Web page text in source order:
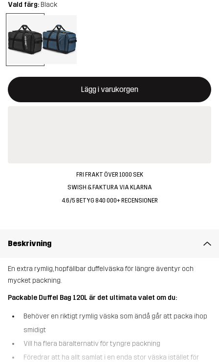
Vald färg: Black
Lägg i varukorgen
Denna knapp kommer att öppna en modal som bekräftar en ny
{{size}} inte tillgänglig
FRI FRAKT ÖVER 1000 SEK
SWISH & FAKTURA VIA KLARNA
4.6/5 BETYG 840 000+ RECENSIONER
Beskrivning
En extra rymlig, hopfällbar duffelväska för längre äventyr och
mycket packning.
Packable Duffel Bag 120L är det ultimata valet om du:
Behöver en riktigt rymlig väska som ändå går att packa ihop
smidigt
Vill ha flera bäralternativ för tyngre packning
Föredrar att ha allt samlat i en enda stor väska istället för